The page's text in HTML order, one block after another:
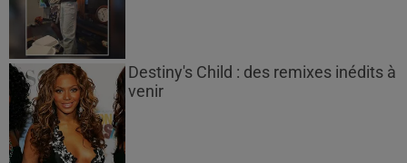
Destiny's Child : des remixes inédits à
venir